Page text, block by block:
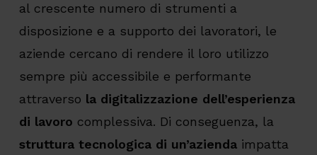
al crescente numero di strumenti a
disposizione e a supporto dei lavoratori, le
aziende cercano di rendere il loro utilizzo
sempre più accessibile e performante
attraverso la digitalizzazione dell’esperienza
di lavoro complessiva. Di conseguenza, la
struttura tecnologica di un’aziendaimpatta